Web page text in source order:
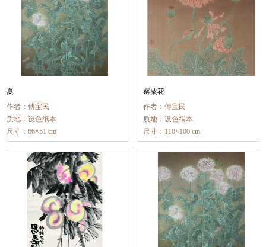
夏
作者：傅宝民
质地：设色纸本
尺寸：66×51 cm
罂粟花
作者：傅宝民
质地：设色绢本
尺寸：110×100 cm